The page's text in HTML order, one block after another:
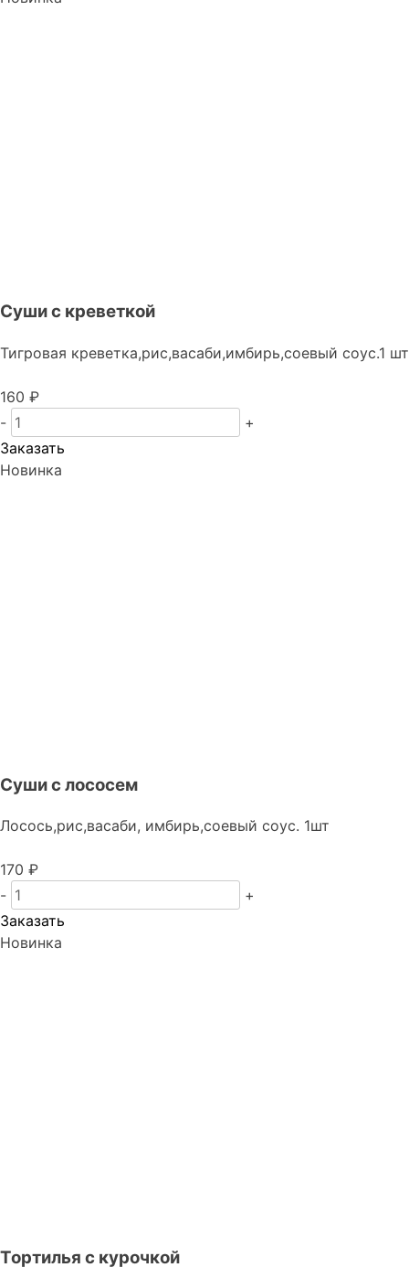
Суши с креветкой
Тигровая креветка,рис,васаби,имбирь,соевый соус.1 шт
160 ₽
-
+
Заказать
Новинка
Суши с лососем
Лосось,рис,васаби, имбирь,соевый соус. 1шт
170 ₽
-
+
Заказать
Новинка
Тортилья с курочкой